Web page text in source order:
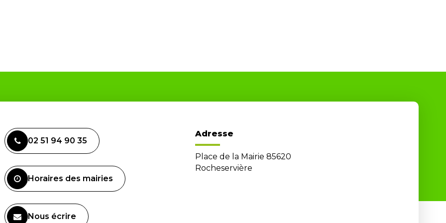
02 51 94 90 35
Horaires des mairies
Nous écrire
Adresse
Place de la Mairie 85620
Rocheservière